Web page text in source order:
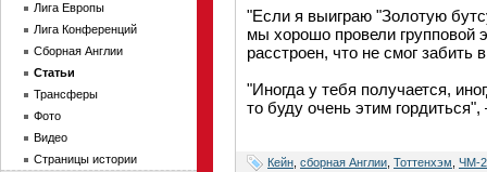
"Если я выиграю "Золотую
мы хорошо провели групповой
расстроен, что не смог забить
"Иногда у тебя получается,
то буду очень этим
Кейн сборная Англии Тоттенхэм ЧМ-
Лига Европы
Лига Конференций
Сборная Англии
Статьи
Трансферы
Фото
Видео
Страницы истории